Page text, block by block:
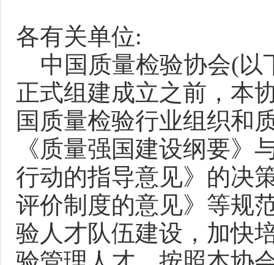
各有关单位:
中国质量检验协会(以
正式组建成立之前，本
国质量检验行业组织和
《质量强国建设纲要》
行动的指导意见》的决
评价制度的意见》等规
验人才队伍建设，加快